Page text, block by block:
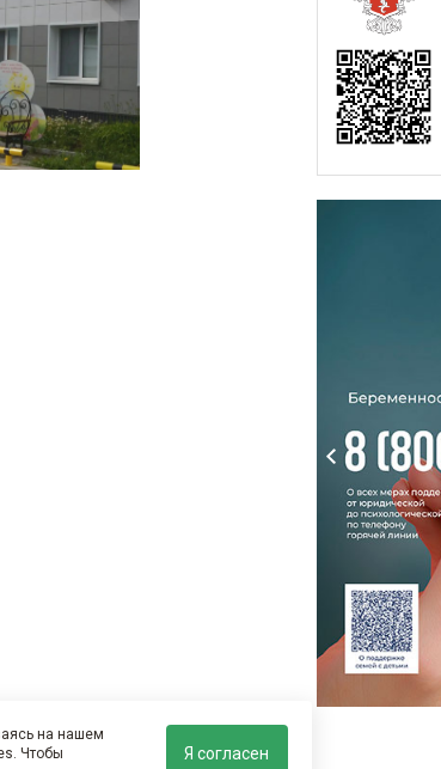
на нашем
Чтобы
Я согласен